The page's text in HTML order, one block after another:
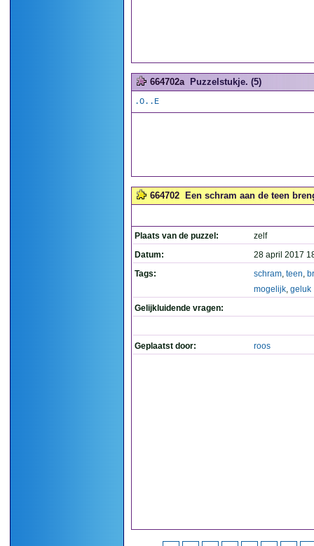
664702a Puzzelstukje. (5)
.O..E
664702 Een schram aan de teen
Plaats van de puzzel:
zelf
Datum:
28 april 2017
Tags:
schram, teen,
mogelijk, geluk
Gelijkluidende vragen:
Geplaatst door: roos